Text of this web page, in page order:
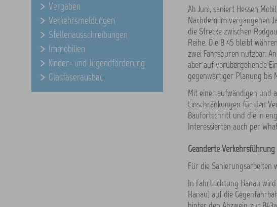
Vergaben
Verkehrsmeldungen
Stellenausschreibungen
Immobilien
Kinder- und Jugendförderung
Glasfaserausbau
Ab Juni, saniert Hessen
Nachdem im vergangenen
die Strecke zwischen
Reihe. Die B 45 bleibt
zwei Fahrspuren nutzbar.
aber auf vorübergehende
gegenwärtiger Planung bis
Mit einer aufwändigen und
Einschränkungen für den
Baufortschritt und die in
Interessierten auch per
Geänderte Verkehrsführung
Für die
In Fahrtrichtung Hanau
Hanau) auf die